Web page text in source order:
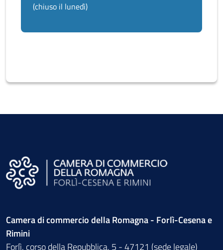
(chiuso il lunedì)
Camera di commercio della Romagna - Forlì-Cesena e
Rimini
Forlì, corso della Repubblica, 5 - 47121 (sede legale)